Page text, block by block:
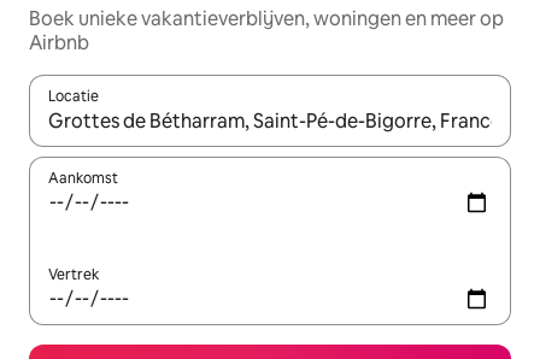
Boek unieke vakantieverblijven, woningen en meer op
Airbnb
Locatie
Wanneer er suggesties beschikbaar zijn, maak je een keuze
Aankomst
Vertrek